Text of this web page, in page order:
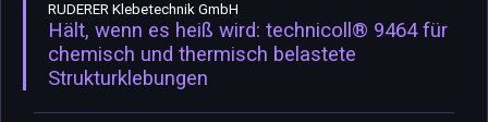
RUDERER Klebetechnik GmbH
Hält, wenn es heiß wird: technicoll® 9464 für
chemisch und thermisch belastete
Strukturklebungen